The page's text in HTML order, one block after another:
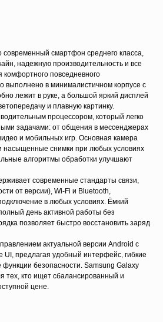
смартфон среднего класса,
надежную производительность и все
повседневного
выполнено в минималистичном корпусе с
лежит в руке, а большой яркий дисплей
и плавную картинку.
процессором, который легко
задачами: от общения в мессенджерах
и мобильных игр. Основная камера
насыщенные снимки при любых условиях
алгоритмы обработки улучшают
современные стандарты связи,
от версии), Wi-Fi и Bluetooth,
в любых условиях. Ёмкий
день активной работы без
позволяет быстро восстановить заряд
актуальной версии Android с
предлагая удобный интерфейс, гибкие
безопасности. Samsung Galaxy
тех, кто ищет сбалансированный и
цене.
доступны